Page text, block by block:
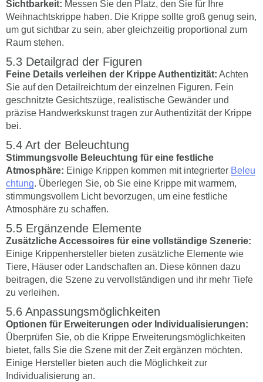
Sichtbarkeit: Messen Sie den Platz, den Sie für Ihre
Weihnachtskrippe haben. Die Krippe sollte groß genug sein,
um gut sichtbar zu sein, aber gleichzeitig proportional zum
Raum stehen.
Detailgrad der Figuren
Feine Details verleihen der Krippe Authentizität: Achten
Sie auf den Detailreichtum der einzelnen Figuren. Fein
geschnitzte Gesichtszüge, realistische Gewänder und
präzise Handwerkskunst tragen zur Authentizität der Krippe
bei.
Art der Beleuchtung
Stimmungsvolle Beleuchtung für eine festliche
Atmosphäre: Einige Krippen kommen mit integrierter Beleu
chtung. Überlegen Sie, ob Sie eine Krippe mit warmem,
stimmungsvollem Licht bevorzugen, um eine festliche
Atmosphäre zu schaffen.
Ergänzende Elemente
Zusätzliche Accessoires für eine vollständige Szenerie:
Einige Krippenhersteller bieten zusätzliche Elemente wie
Tiere, Häuser oder Landschaften an. Diese können dazu
beitragen, die Szene zu vervollständigen und ihr mehr Tiefe
zu verleihen.
Anpassungsmöglichkeiten
Optionen für Erweiterungen oder Individualisierungen:
Überprüfen Sie, ob die Krippe Erweiterungsmöglichkeiten
bietet, falls Sie die Szene mit der Zeit ergänzen möchten.
Einige Hersteller bieten auch die Möglichkeit zur
Individualisierung an.